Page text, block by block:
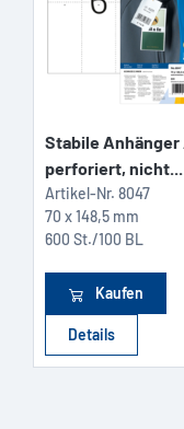
Stabile Anhänger
perforiert, nicht...
Artikel-Nr. 8047
70 x 148,5 mm
600 St./100 BL
Kaufen
Details